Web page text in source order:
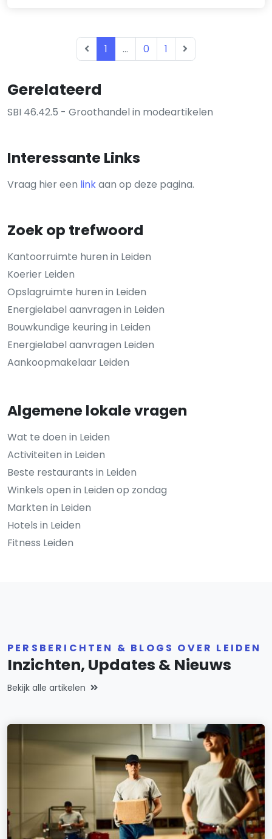
Gerelateerd
SBI 46.42.5 - Groothandel in modeartikelen
Interessante Links
Vraag hier een linkaan op deze pagina.
Zoek op trefwoord
Kantoorruimte huren in Leiden
Koerier Leiden
Opslagruimte huren in Leiden
Energielabel aanvragen in Leiden
Bouwkundige keuring in Leiden
Energielabel aanvragen Leiden
Aankoopmakelaar Leiden
Algemene lokale vragen
Wat te doen in Leiden
Activiteiten in Leiden
Beste restaurants in Leiden
Winkels open in Leiden op zondag
Markten in Leiden
Hotels in Leiden
Fitness Leiden
1 ... 0 1
PERSBERICHTEN & BLOGS OVER LEIDEN
Inzichten, Updates & Nieuws
Bekijk alle artikelen